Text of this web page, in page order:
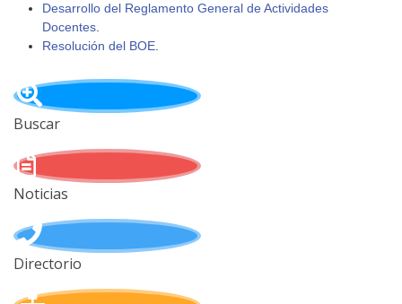
Desarrollo del Reglamento General de Actividades
Docentes
Resolución del BOE
Buscar
Noticias
Directorio